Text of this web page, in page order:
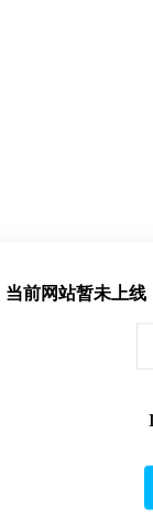
当前网站暂未上